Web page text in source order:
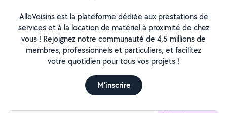
AlloVoisins est la plateforme dédiée aux prestations de
services et à la location de matériel à proximité de chez
vous ! Rejoignez notre communauté de 4,5 millions de
membres, professionnels et particuliers, et facilitez
votre quotidien pour tous vos projets !
M'inscrire